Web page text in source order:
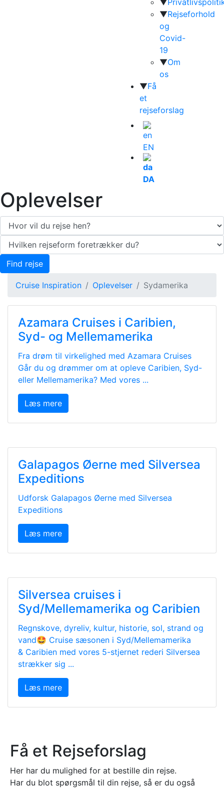
▼
▼Rejseforhold
og
Covid-
19
▼Om
os
▼Få
et
rejseforslag
EN
DA
Oplevelser
Find rejse
Cruise Inspiration Oplevelser Sydamerika
Azamara Cruises i Caribien,
Syd- og Mellemamerika
Fra drøm til virkelighed med Azamara Cruises
Går du og drømmer om at opleve Caribien, Syd-
eller Mellemamerika? Med vores ...
Læs mere
Galapagos Øerne med Silversea
Expeditions
Udforsk Galapagos Øerne med Silversea
Expeditions
Læs mere
Silversea cruises i
Syd/Mellemamerika og Caribien
Regnskove, dyreliv, kultur, historie, sol, strand og
vand🤩 Cruise sæsonen i Syd/Mellemamerika
& Caribien med vores 5-stjernet rederi Silversea
strækker sig ...
Læs mere
Få et Rejseforslag
Her har du mulighed for at bestille din rejse.
Har du blot spørgsmål til din rejse, så er du også